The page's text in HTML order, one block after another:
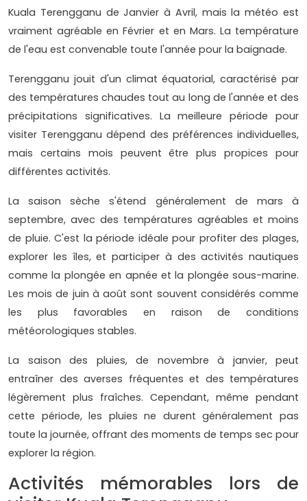
Kuala Terengganu de Janvier à Avril, mais la météo est
vraiment agréable en Février et en Mars. La température
de l'eau est convenable toute l'année pour la baignade.
Terengganu jouit d'un climat équatorial, caractérisé par
des températures chaudes tout au long de l'année et des
précipitations significatives. La meilleure période pour
visiter Terengganu dépend des préférences individuelles,
mais certains mois peuvent être plus propices pour
différentes activités.
La saison sèche s'étend généralement de mars à
septembre, avec des températures agréables et moins
de pluie. C'est la période idéale pour profiter des plages,
explorer les îles, et participer à des activités nautiques
comme la plongée en apnée et la plongée sous-marine.
Les mois de juin à août sont souvent considérés comme
les plus favorables en raison de conditions
météorologiques stables.
La saison des pluies, de novembre à janvier, peut
entraîner des averses fréquentes et des températures
légèrement plus fraîches. Cependant, même pendant
cette période, les pluies ne durent généralement pas
toute la journée, offrant des moments de temps sec pour
explorer la région.
Activités mémorables lors de